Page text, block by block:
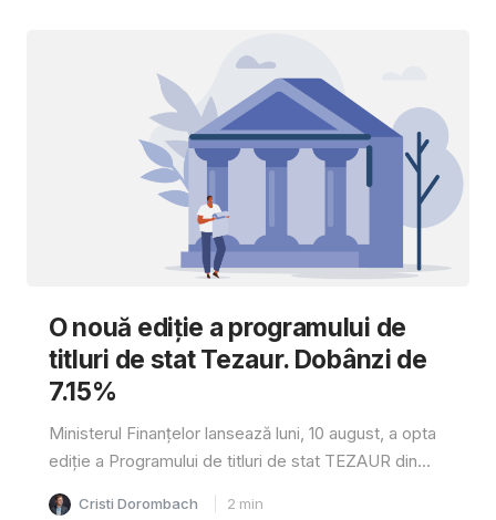
O nouă ediție a programului de
titluri de stat Tezaur. Dobânzi de
7.15%
Ministerul Finanțelor lansează luni, 10 august, a opta
ediție a Programului de titluri de stat TEZAUR din...
Cristi Dorombach 2 min